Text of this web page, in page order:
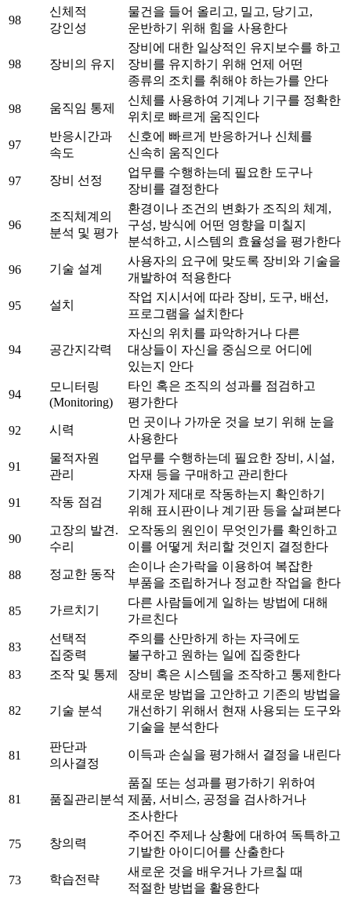
98
신체적
강인성
물건을 들어 올리고, 밀고, 당기고,
운반하기 위해 힘을 사용한다
98 장비의 유지
장비에 대한 일상적인 유지보수를 하고
장비를 유지하기 위해 언제 어떤
종류의 조치를 취해야 하는가를 안다
98 움직임 통제
신체를 사용하여 기계나 기구를 정확한
위치로 빠르게 움직인다
97
반응시간과
속도
신호에 빠르게 반응하거나 신체를
신속히 움직인다
97 장비 선정
업무를 수행하는데 필요한 도구나
장비를 결정한다
96
조직체계의
분석 및 평가
환경이나 조건의 변화가 조직의 체계,
구성, 방식에 어떤 영향을 미칠지
분석하고, 시스템의 효율성을 평가한다
96 기술 설계
사용자의 요구에 맞도록 장비와 기술을
개발하여 적용한다
95 설치
작업 지시서에 따라 장비, 도구, 배선,
프로그램을 설치한다
94 공간지각력
자신의 위치를 파악하거나 다른
대상들이 자신을 중심으로 어디에
있는지 안다
94
모니터링
(Monitoring)
타인 혹은 조직의 성과를 점검하고
평가한다
92 시력
먼 곳이나 가까운 것을 보기 위해 눈을
사용한다
91
물적자원
관리
업무를 수행하는데 필요한 장비, 시설,
자재 등을 구매하고 관리한다
91 작동 점검
기계가 제대로 작동하는지 확인하기
위해 표시판이나 계기판 등을 살펴본다
90
고장의 발견.
수리
오작동의 원인이 무엇인가를 확인하고
이를 어떻게 처리할 것인지 결정한다
88 정교한 동작
손이나 손가락을 이용하여 복잡한
부품을 조립하거나 정교한 작업을 한다
85 가르치기
다른 사람들에게 일하는 방법에 대해
가르친다
83
선택적
집중력
주의를 산만하게 하는 자극에도
불구하고 원하는 일에 집중한다
83
조작 및 통제 장비 혹은 시스템을 조작하고 통제한다
82 기술 분석
새로운 방법을 고안하고 기존의 방법을
개선하기 위해서 현재 사용되는 도구와
기술을 분석한다
81
판단과
의사결정
이득과 손실을 평가해서 결정을 내린다
81 품질관리분석
품질 또는 성과를 평가하기 위하여
제품, 서비스, 공정을 검사하거나
조사한다
75 창의력
주어진 주제나 상황에 대하여 독특하고
기발한 아이디어를 산출한다
73 학습전략
새로운 것을 배우거나 가르칠 때
적절한 방법을 활용한다